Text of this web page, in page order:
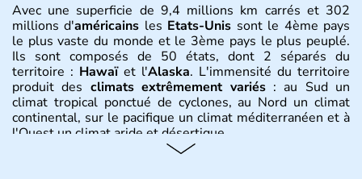
Avec une superficie de 9,4 millions km carrés et 302
millions d'américains les Etats-Unis sont le 4ème pays
le plus vaste du monde et le 3ème pays le plus peuplé.
Ils sont composés de 50 états, dont 2 séparés du
territoire : Hawaïet l'Alaska. L'immensité du territoire
produit des climats extrêmement variés: au Sud un
climat tropical ponctué de cyclones, au Nord un climat
continental, sur le pacifique un climat méditerranéen et à
l'Ouest un climat aride et désertique.